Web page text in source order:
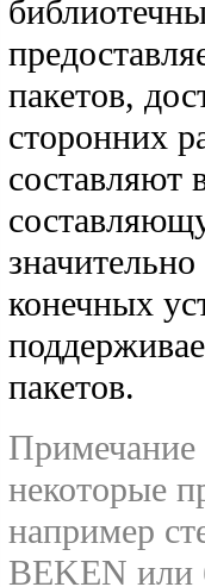
пакетов,
сторонних
конечных
пакетов.
Примечание
некоторые
например
BEKEN или